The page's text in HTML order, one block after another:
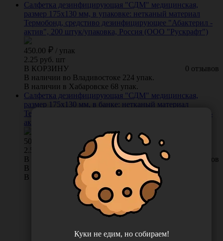
Салфетка дезинфицирующая "СДМ" медицинская,
размер 175х130 мм, в упаковке: нетканый материал
Термобонд, средстиво дезинфицирующее "Абактерил -
актив", 200 штук/упаковка, Россия (ООО "Рускрафт")
450.00 / упак
2.25 руб. шт
0 отзывов
В КОРЗИНУ
В наличии во Владивостоке 224 упак.
В наличии в Хабаровске 68 упак.
Салфетка дезинфицирующая "СДМ" медицинская,
размер 175х130 мм, в банке: нетканый материал
Термобонд, средстиво дезинфицирующее "Абактерил -
актив", 200 штук/банка, Россия (ООО "Рускрафт")
500.00
2.5 руб. шт
0 отзывов
В КОРЗИНУ
В наличии во Владивостоке 73 шт.
В наличии в Хабаровске 57 шт.
Куки не едим, но собираем!